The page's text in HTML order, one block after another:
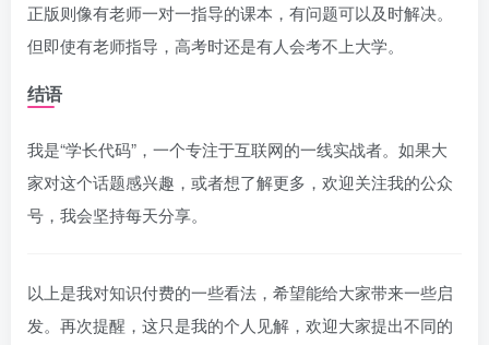
正版则像有老师一对一指导的课本，有问题可以及时解决。
但即使有老师指导，高考时还是有人会考不上大学。
结语
我是“学长代码”，一个专注于互联网的一线实战者。如果大
家对这个话题感兴趣，或者想了解更多，欢迎关注我的公众
号，我会坚持每天分享。
以上是我对知识付费的一些看法，希望能给大家带来一些启
发。再次提醒，这只是我的个人见解，欢迎大家提出不同的